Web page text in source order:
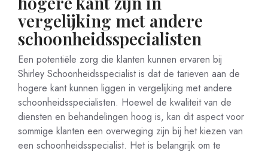
vergelijking met andere
schoonheidsspecialisten
Een potentiële zorg die klanten kunnen ervaren bij
Shirley Schoonheidsspecialist is dat de tarieven aan de
hogere kant kunnen liggen in vergelijking met andere
schoonheidsspecialisten. Hoewel de kwaliteit van de
diensten en behandelingen hoog is, kan dit aspect voor
sommige klanten een overweging zijn bij het kiezen van
een schoonheidsspecialist. Het is belangrijk om te